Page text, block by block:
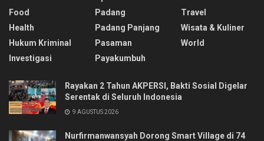
Food
Health
Hukum Kriminal
Investigasi
Padang
Padang Panjang
Pasaman
Payakumbuh
Travel
Wisata & Kuliner
World
Rayakan 2 Tahun AKPERSI, Bakti Sosial Digelar
Serentak di Seluruh Indonesia
9 AGUSTUS 2026
Nurfirmanwansyah Dorong Smart Village di 74